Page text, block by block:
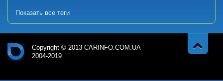
Показать все теги
Copyright © 2013 CARINFO.COM.UA
2004-2019